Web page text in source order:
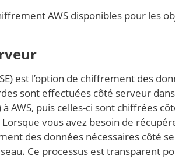
AWS disponibles pour les
est l’option de chiffrement des
sont effectuées côté serveur dans
AWS, puis celles-ci sont chiffrées
vous avez besoin de
des données nécessaires côté
Ce processus est transparent